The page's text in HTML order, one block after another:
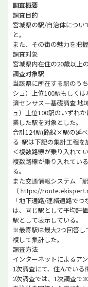
調査概要
調査目的
宮城県の駅/自治体につい
と。
また、その街の魅力を把握
調査対象
宮城県内在住の20歳以上
調査対象駅
当該県に所在する駅のう
シュ）上位100駅もしく
済センサス－基礎調査 地
ュ）上位100駅のいずれ
業した駅を対象とした。
合計124駅(路線×駅の延
る 駅は下記の集計工程を
＜複数路線が乗り入れて
複数路線が乗り入れてい
る。
また交通情報システム「
（https://
「地下通路/連絡通路で
は、同じ駅として平均評
駅として表示している。
※最寄駅は最大2つ回答し
複して集計した。
調査方法
インターネットによるア
1次調査にて、住んでいる
2次調査では、1次調査で